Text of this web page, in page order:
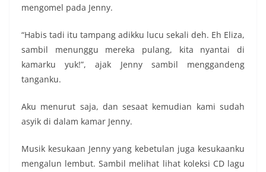
mengomel pada Jenny.
“Habis tadi itu tampang adikku lucu sekali deh. Eh Eliza,
sambil menunggu mereka pulang, kita nyantai di
kamarku yuk!”, ajak Jenny sambil menggandeng
tanganku.
Aku menurut saja, dan sesaat kemudian kami sudah
asyik di dalam kamar Jenny.
Musik kesukaan Jenny yang kebetulan juga kesukaanku
mengalun lembut. Sambil melihat lihat koleksi CD lagu